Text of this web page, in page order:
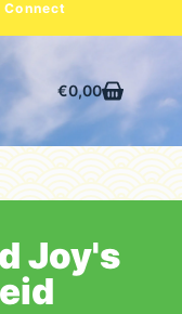
€0,00
Joy's